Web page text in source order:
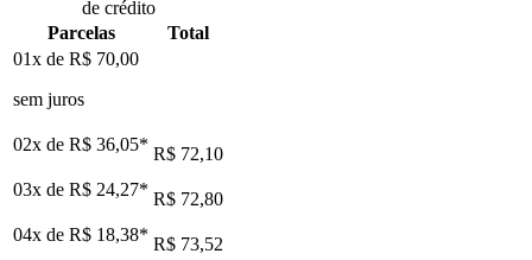
de crédito
Parcelas
Total
01x de R$ 70,00
sem juros
02x de R$ 36,05* R$ 72,10
03x de R$ 24,27* R$ 72,80
04x de R$ 18,38* R$ 73,52